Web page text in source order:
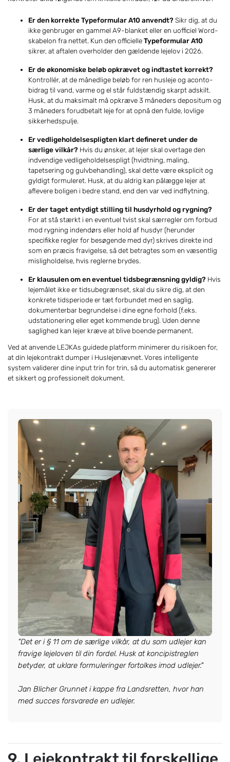
Er den korrekte Typeformular A10 anvendt? Sikr dig, at du
ikke genbruger en gammel A9-blanket eller en uofficiel Word-
skabelon fra nettet. Kun den officielleTypeformular A10
sikrer, at aftalen overholder den gældende lejelov i 2026.
Er de økonomiske beløb opkrævet og indtastet korrekt?
Kontrollér, at de månedlige beløb for ren husleje og aconto-
bidrag til vand, varme og el står fuldstændig skarpt adskilt.
Husk, at du maksimalt må opkræve 3 måneders depositum og
3 måneders forudbetalt leje for at opnå den fulde, lovlige
sikkerhedspulje.
Er vedligeholdelsespligten klart defineret under de
særlige vilkår? Hvis du ønsker, at lejer skal overtage den
indvendige vedligeholdelsespligt (hvidtning, maling,
tapetsering og gulvbehandling), skal dette være eksplicit og
gyldigt formuleret. Husk, at du aldrig kan pålægge lejer at
aflevere boligen i bedre stand, end den var ved indflytning.
Er der taget entydigt stilling til husdyrhold og rygning?
For at stå stærkt i en eventuel tvist skal særregler om forbud
mod rygning indendørs eller hold af husdyr (herunder
specifikke regler for besøgende med dyr) skrives direkte ind
som en præcis fravigelse, så det betragtes som en væsentlig
misligholdelse, hvis reglerne brydes.
Er klausulen om en eventuel tidsbegrænsning gyldig? Hvis
lejemålet ikke er tidsubegrænset, skal du sikre dig, at den
konkrete tidsperiode er tæt forbundet med en saglig,
dokumenterbar begrundelse i dine egne forhold (f.eks.
udstationering eller eget kommende brug). Uden denne
saglighed kan lejer kræve at blive boende permanent.
Ved at anvende LEJKAs guidede platform minimerer du risikoen for,
at din lejekontrakt dumper i Huslejenævnet. Vores intelligente
system validerer dine input trin for trin, så du automatisk genererer
et sikkert og professionelt dokument.
"Det er i § 11 om de særlige vilkår, at du som udlejer kan
fravige lejeloven til din fordel. Husk at koncipistreglen
betyder, at uklare formuleringer fortolkes imod udlejer."
Jan Blicher Grunnet i kappe fra Landsretten, hvor han
med succes forsvarede en udlejer.